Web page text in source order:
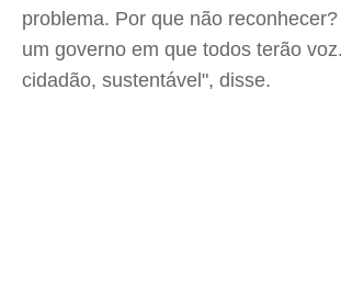
problema. Por que não
um governo em que todos terão
cidadão, sustentável", disse.